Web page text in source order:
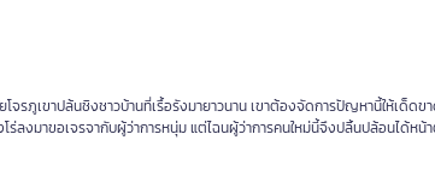
รภูเขาปล้นชิงชาวบ้านที่เรื้อรังมายาวนาน เขาต้องจัดการปัญหานี้ให้เด็ดข
ลงมาขอเจรจากับผู้ว่าการหนุ่ม แต่ไฉนผู้ว่าการคนใหม่นี้จึงปลิ้นปล้อนได้หน้